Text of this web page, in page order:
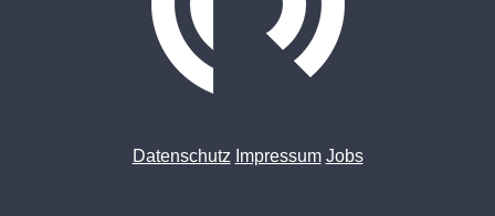
Datenschutz Impressum Jobs